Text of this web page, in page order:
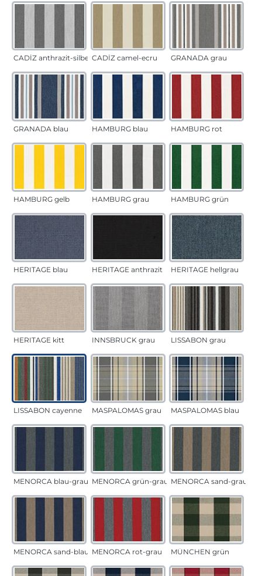
CADÍZ anthrazit-silber CADÍZ camel-ecru GRANADA grau
GRANADA blau HAMBURG blau HAMBURG rot
HAMBURG gelb HAMBURG grau HAMBURG grün
HERITAGE blau HERITAGE anthrazit HERITAGE hellgrau
HERITAGE kitt INNSBRUCK grau LISSABON grau
LISSABON cayenne MASPALOMAS grau MASPALOMAS blau
MENORCA blau-grau MENORCA grün-grau MENORCA sand-grau
MENORCA sand-blau MENORCA rot-grau MÜNCHEN grün